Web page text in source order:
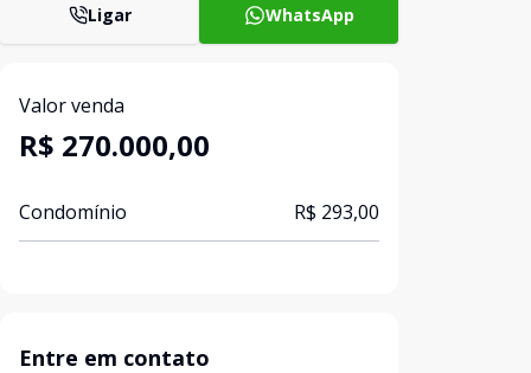
Ligar WhatsApp
Valor venda
R$ 270.000,00
Condomínio R$ 293,00
Entre em contato